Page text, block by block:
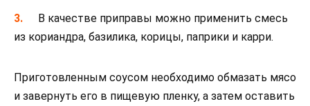
В качестве приправы можно применить смесь
из кориандра, базилика, корицы, паприки и карри.
Приготовленным соусом необходимо обмазать мясо
и завернуть его в пищевую пленку, а затем оставить